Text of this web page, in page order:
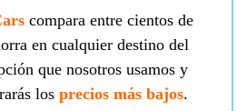
compara entre cientos de
en cualquier destino del
que nosotros usamos y
los precios más bajos.